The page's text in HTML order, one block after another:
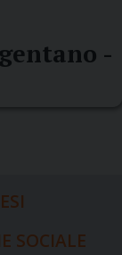
-
SOCIALE